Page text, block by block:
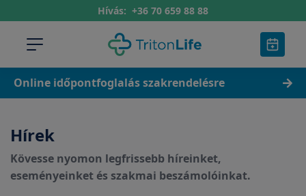
Hívás: +36 70 659 88 88
Online időpontfoglalás szakrendelésre
Hírek
Kövesse nyomon legfrissebb híreinket,
eseményeinket és szakmai beszámolóinkat.